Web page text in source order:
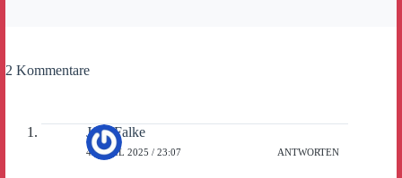
2 Kommentare
Jens Falke
4. APRIL 2025 / 23:07 ANTWORTEN